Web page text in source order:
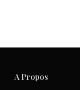
A Propos